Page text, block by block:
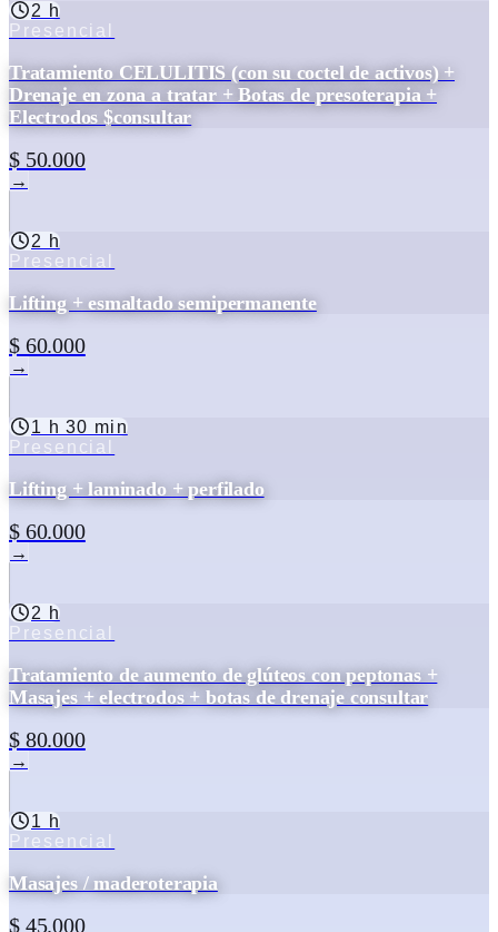
2 h
Presencial
Tratamiento CELULITIS (con su coctel de activos) +
Drenaje en zona a tratar + Botas de presoterapia +
Electrodos $consultar
$ 50.000
→
2 h
Presencial
Lifting + esmaltado semipermanente
$ 60.000
→
1 h 30 min
Presencial
Lifting + laminado + perfilado
$ 60.000
→
2 h
Presencial
Tratamiento de aumento de glúteos con peptonas +
Masajes + electrodos + botas de drenaje consultar
$ 80.000
→
1 h
Presencial
Masajes / maderoterapia
$ 45.000